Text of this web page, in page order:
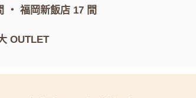
・ 福岡新飯店 17 間
OUTLET